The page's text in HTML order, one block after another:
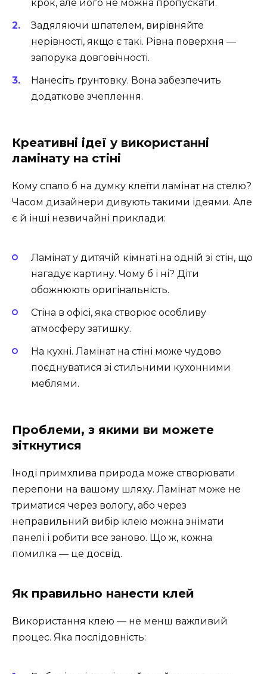
крок, але його не можна пропускати.
Задяляючи шпателем, вирівняйте
нерівності, якщо є такі. Рівна поверхня —
запорука довговічності.
Нанесіть ґрунтовку. Вона забезпечить
додаткове зчеплення.
Креативні ідеї у використанні
ламінату на стіні
Кому спало б на думку клеїти ламінат на стелю?
Часом дизайнери дивують такими ідеями. Але
є й інші незвичайні приклади:
Ламінат у дитячій кімнаті на одній зі стін, що
нагадує картину. Чому б і ні? Діти
обожнюють оригінальність.
Стіна в офісі, яка створює особливу
атмосферу затишку.
На кухні. Ламінат на стіні може чудово
поєднуватися зі стильними кухонними
меблями.
Проблеми, з якими ви можете
зіткнутися
Іноді примхлива природа може створювати
перепони на вашому шляху. Ламінат може не
триматися через вологу, або через
неправильний вибір клею можна знімати
панелі і робити все заново. Що ж, кожна
помилка — це досвід.
Як правильно нанести клей
Використання клею — не менш важливий
процес. Яка послідовність: